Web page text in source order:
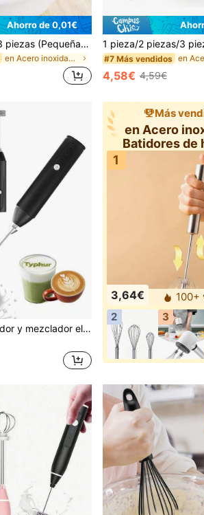
Ahorro de 0,01€
1 pieza/Set de 3 piezas (Pequeña + Mediana + Grande) Batidor de huevos de acero inoxidable, herramienta pequeña de cocina para batir líquidos de huevo y montar crema, para hacer pasteles
en Acero inoxidable Batidores de huevos #7 Más vendidos
4,58€ 4,59€
1 pieza Espumador y mezclador eléctrico recargable de mano, incluye batidor de acero inoxidable, 3 ajustes de velocidad, apto para café, matcha, latte, capuchino y chocolate caliente
Más
en Acero
Batidores de
1
3,64€
100+
2
3